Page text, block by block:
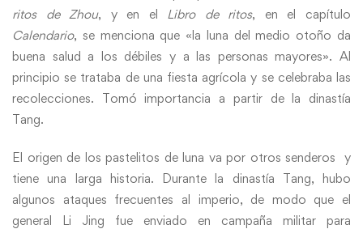
ritos de Zhou, y en el Libro de ritos, en el capítulo
Calendario, se menciona que «la luna del medio otoño da
buena salud a los débiles y a las personas mayores». Al
principio se trataba de una fiesta agrícola y se celebraba las
recolecciones. Tomó importancia a partir de la dinastía
Tang.
El origen de los pastelitos de luna va por otros senderos y
tiene una larga historia. Durante la dinastía Tang, hubo
algunos ataques frecuentes al imperio, de modo que el
general Li Jing fue enviado en campaña militar para